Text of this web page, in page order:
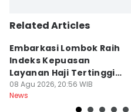
Related Articles
Embarkasi Lombok Raih
Indeks Kepuasan
Layanan Haji Tertinggi
Nasional
08 Agu 2026, 20:56 WIB
News